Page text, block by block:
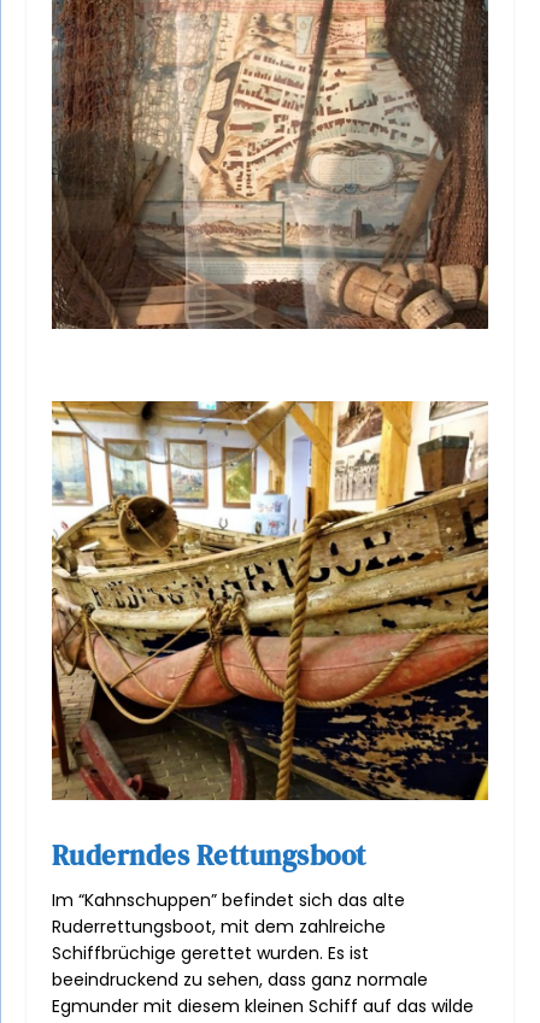
Ruderndes Rettungsboot
Im “Kahnschuppen” befindet sich das alte
Ruderrettungsboot, mit dem zahlreiche
Schiffbrüchige gerettet wurden. Es ist
beeindruckend zu sehen, dass ganz normale
Egmunder mit diesem kleinen Schiff auf das wilde